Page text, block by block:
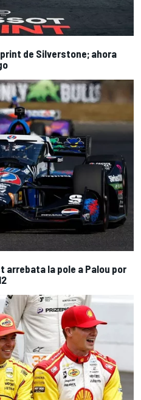
de Silverstone; ahora
arrebata la pole a Palou por